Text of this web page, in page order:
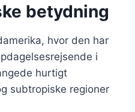
betydning
hvor den har
i
hurtigt
subtropiske regioner